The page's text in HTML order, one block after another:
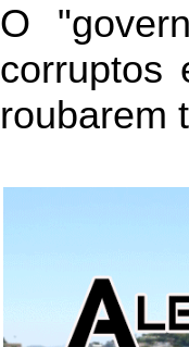
O
corruptos
roubarem